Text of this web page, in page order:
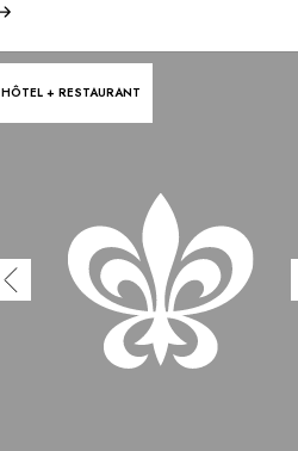
HÔTEL + RESTAURANT